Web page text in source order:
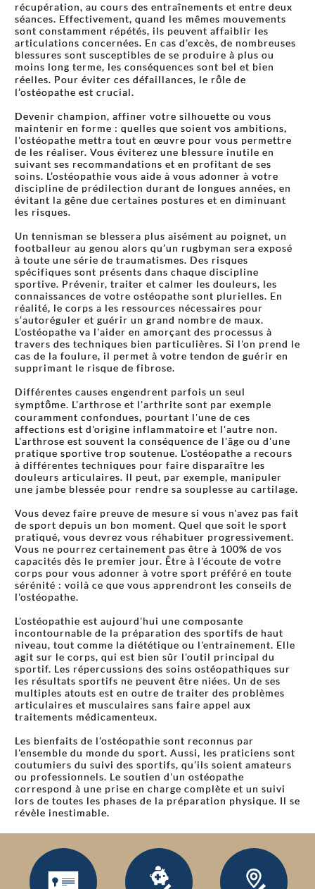
récupération, au cours des entraînements et entre deux
séances. Effectivement, quand les mêmes mouvements
sont constamment répétés, ils peuvent affaiblir les
articulations concernées. En cas d'excès, de nombreuses
blessures sont susceptibles de se produire à plus ou
moins long terme, les conséquences sont bel et bien
réelles. Pour éviter ces défaillances, le rôle de
l’ostéopathe est crucial.
Devenir champion, affiner votre silhouette ou vous
maintenir en forme : quelles que soient vos ambitions,
l'ostéopathe mettra tout en œuvre pour vous permettre
de les réaliser. Vous éviterez une blessure inutile en
suivant ses recommandations et en profitant de ses
soins. L’ostéopathie vous aide à vous adonner à votre
discipline de prédilection durant de longues années, en
évitant la gêne due certaines postures et en diminuant
les risques.
Un tennisman se blessera plus aisément au poignet, un
footballeur au genou alors qu’un rugbyman sera exposé
à toute une série de traumatismes. Des risques
spécifiques sont présents dans chaque discipline
sportive. Prévenir, traiter et calmer les douleurs, les
connaissances de votre ostéopathe sont plurielles. En
réalité, le corps a les ressources nécessaires pour
s’autoréguler et guérir un grand nombre de maux.
L'ostéopathe va l'aider en amorçant des processus à
travers des techniques bien particulières. Si l'on prend le
cas de la foulure, il permet à votre tendon de guérir en
supprimant le risque de fibrose.
Différentes causes engendrent parfois un seul
symptôme. L'arthrose et l'arthrite sont par exemple
couramment confondues, pourtant l'une de ces
affections est d'origine inflammatoire et l'autre non.
L'arthrose est souvent la conséquence de l'âge ou d'une
pratique sportive trop soutenue. L'ostéopathe a recours
à différentes techniques pour faire disparaître les
douleurs articulaires. Il peut, par exemple, manipuler
une jambe blessée pour rendre sa souplesse au cartilage.
Vous devez faire preuve de mesure si vous n'avez pas fait
de sport depuis un bon moment. Quel que soit le sport
pratiqué, vous devrez vous réhabituer progressivement.
Vous ne pourrez certainement pas être à 100% de vos
capacités dès le premier jour. Être à l'écoute de votre
corps pour vous adonner à votre sport préféré en toute
sérénité : voilà ce que vous apprendront les conseils de
l'ostéopathe.
L'ostéopathie est aujourd'hui une composante
incontournable de la préparation des sportifs de haut
niveau, tout comme la diététique ou l'entrainement. Elle
agit sur le corps, qui est bien sûr l'outil principal du
sportif. Les répercussions des soins ostéopathiques sur
les résultats sportifs ne peuvent être niées. Un de ses
multiples atouts est en outre de traiter des problèmes
articulaires et musculaires sans faire appel aux
traitements médicamenteux.
Les bienfaits de l’ostéopathie sont reconnus par
l'ensemble du monde du sport. Aussi, les praticiens sont
coutumiers du suivi des sportifs, qu’ils soient amateurs
ou professionnels. Le soutien d'un ostéopathe
correspond à une prise en charge complète et un suivi
lors de toutes les phases de la préparation physique. Il se
révèle inestimable.